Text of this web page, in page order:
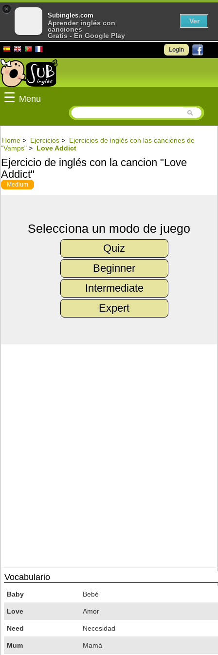
Login
☰ Menu
Home > Ejercicios > Ejercicios de inglés con las canciones de
"Vamps" > Love Addict
Ejercicio de inglés con la cancion "Love
Addict"
Medium
Selecciona un modo de juego
Quiz
Beginner
Intermediate
Expert
Vocabulario
Baby Bebé
Love Amor
Need Necesidad
Mum Mamá
×
Subingles.com
Aprender inglés con
canciones
Gratis - En Google Play
Ver